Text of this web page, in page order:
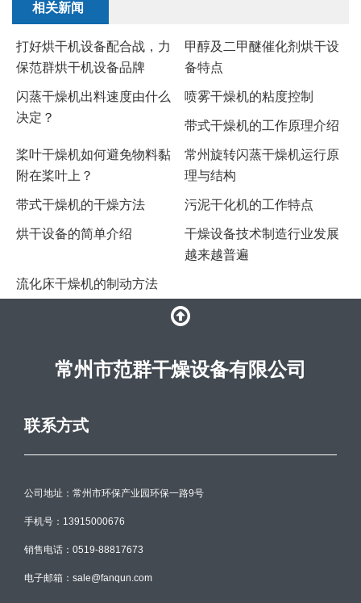
相关新闻
打好烘干机设备配合战，力
保范群烘干机设备品牌
甲醇及二甲醚催化剂烘干设
备特点
闪蒸干燥机出料速度由什么
决定？
喷雾干燥机的粘度控制
带式干燥机的工作原理介绍
桨叶干燥机如何避免物料黏
附在桨叶上？
常州旋转闪蒸干燥机运行原
理与结构
带式干燥机的干燥方法 污泥干化机的工作特点
烘干设备的简单介绍
干燥设备技术制造行业发展
越来越普遍
流化床干燥机的制动方法
常州市范群干燥设备有限公司
联系方式
公司地址：常州市环保产业园环保一路9号
手机号：13915000676
销售电话：0519-88817673
电子邮箱：sale@fanqun.com